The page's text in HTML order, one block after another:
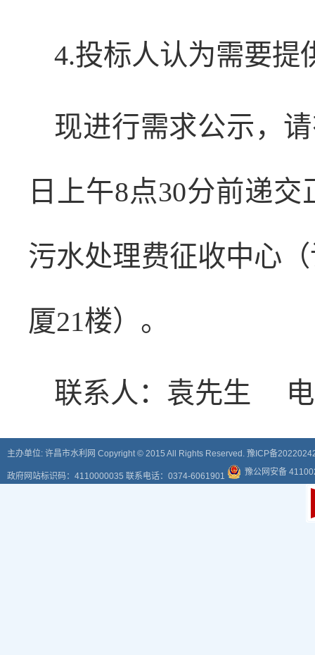
4.投标人认为需要提
现进行需求公示，
日上午8点30分前递
污水处理费征收中心
厦21楼）。
联系人：袁先生 电
主办单位: 许昌市水利网 Copyright © 2015 All Rights Reserved. 豫ICP备
政府网站标识码：4110000035 联系电话：0374-6061901 豫公网安备